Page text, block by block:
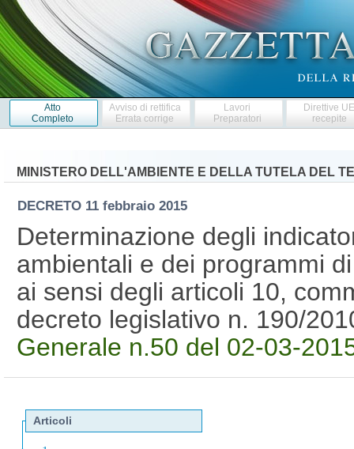
Atto
Completo
Avviso di rettifica
Errata corrige
Lavori
Preparatori
Direttive
recepite
MINISTERO DELL'AMBIENTE E DELLA TUTELA DEL
DECRETO 11 febbraio 2015
Determinazione degli
ambientali e dei programmi
ai sensi degli articoli 10,
decreto legislativo n. 190/
Generale n.50 del 02-03-